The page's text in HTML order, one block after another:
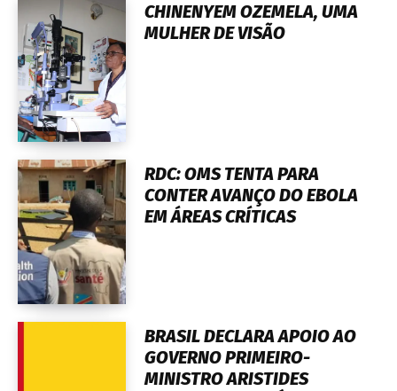
CHINENYEM OZEMELA, UMA
MULHER DE VISÃO
RDC: OMS TENTA PARA
CONTER AVANÇO DO EBOLA
EM ÁREAS CRÍTICAS
BRASIL DECLARA APOIO AO
GOVERNO PRIMEIRO-
MINISTRO ARISTIDES